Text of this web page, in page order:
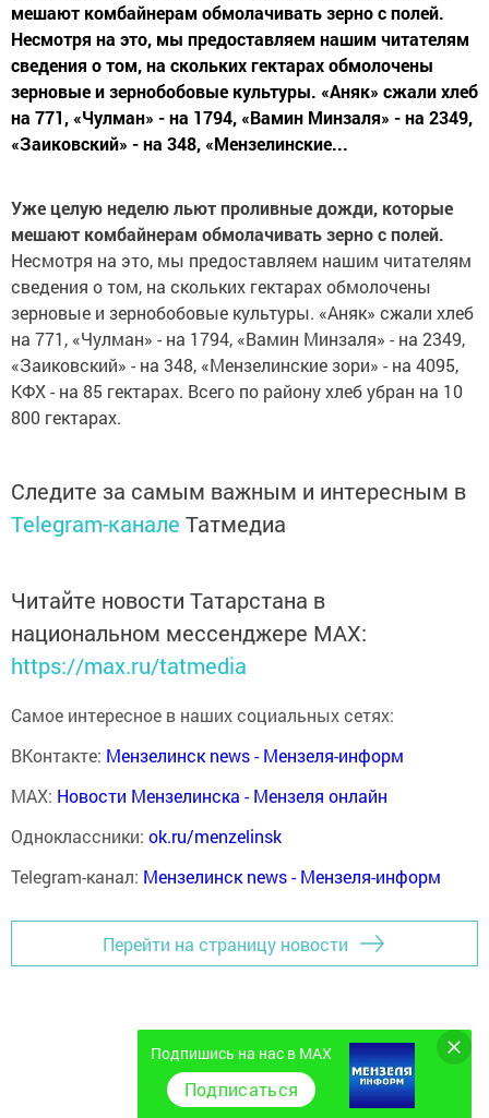
мешают комбайнерам обмолачивать зерно с полей.
Несмотря на это, мы предоставляем нашим читателям
сведения о том, на скольких гектарах обмолочены
зерновые и зернобобовые культуры. «Аняк» сжали хлеб
на 771, «Чулман» - на 1794, «Вамин Минзаля» - на 2349,
«Заиковский» - на 348, «Мензелинские...
Уже целую неделю льют проливные дожди, которые
мешают комбайнерам обмолачивать зерно с полей.
Несмотря на это, мы предоставляем нашим читателям
сведения о том, на скольких гектарах обмолочены
зерновые и зернобобовые культуры. «Аняк» сжали хлеб
на 771, «Чулман» - на 1794, «Вамин Минзаля» - на 2349,
«Заиковский» - на 348, «Мензелинские зори» - на 4095,
КФХ - на 85 гектарах. Всего по району хлеб убран на 10
800 гектарах.
Следите за самым важным и интересным в
Telegram-канале Татмедиа
Читайте новости Татарстана в
национальном мессенджере MАХ:
https://max.ru/tatmedia
Самое интересное в наших социальных сетях:
ВКонтакте: Мензелинск news - Мензеля-информ
MAX: Новости Мензелинска - Мензеля онлайн
Одноклассники: ok.ru/menzelinsk
Telegram-канал: Мензелинск news - Мензеля-информ
Перейти на страницу новости
Подпишись на нас в MAX
Подписаться